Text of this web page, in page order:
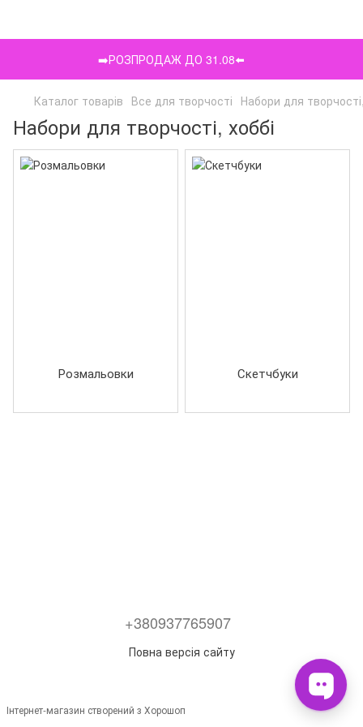
➡️РОЗПРОДАЖ ДО 31.08⬅️
Каталог товарів Все для творчості Набори для
Набори для творчості, хоббі
Розмальовки Скетчбуки
+380937765907
Повна версія сайту
Інтернет-магазин створений з Хорошоп